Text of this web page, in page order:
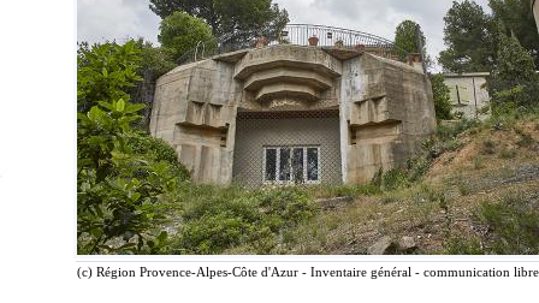
(c) Région Provence-Alpes-Côte d'Azur - Inventaire général - communication